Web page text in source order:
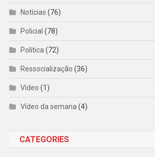
Notícias (76)
Policial (78)
Política(72)
Ressocialização (36)
Vídeo (1)
Vídeo da semana(4)
CATEGORIES